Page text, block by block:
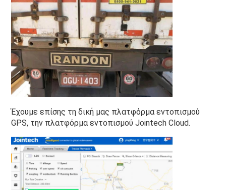
Έχουμε επίσης τη δική μας πλατφόρμα εντοπισμού
GPS, την πλατφόρμα εντοπισμού Jointech Cloud.